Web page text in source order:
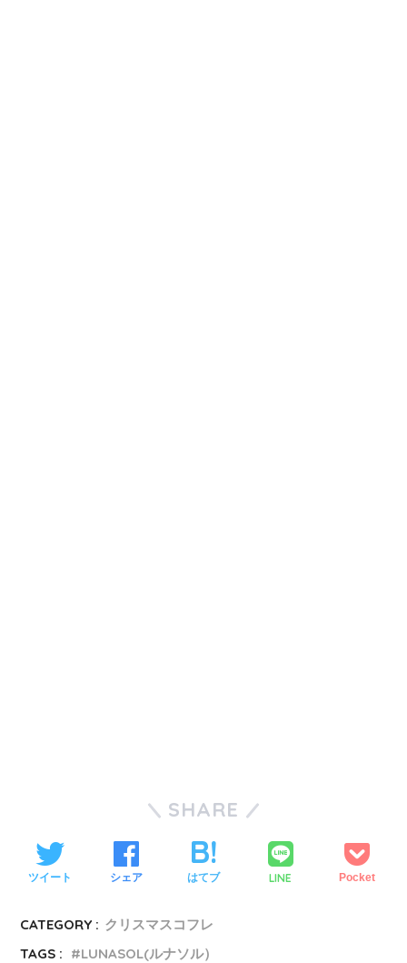
SHARE
ツイート シェア はてブ LINE Pocket
CATEGORY : クリスマスコフレ
TAGS :
LUNASOL(ルナソル）